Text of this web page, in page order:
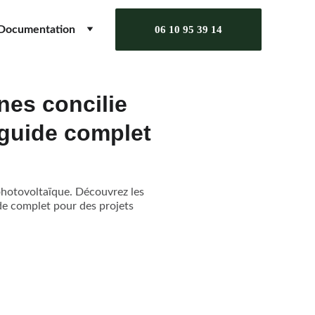
06 10 95 39 14
concilie
complet
Découvrez les
complet pour des projets